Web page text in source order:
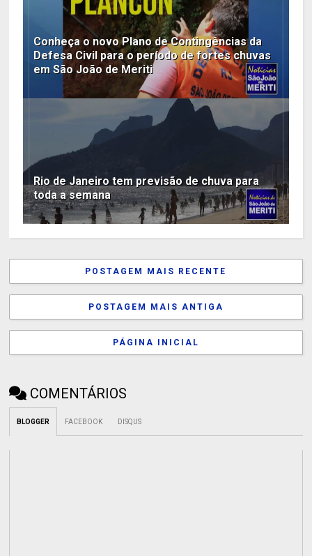
Conheça o novo Plano de Contingências da
Defesa Civil para o período de fortes chuvas
em São João de Meriti
Rio de Janeiro tem previsão de chuva para
toda a semana
POSTAGEM MAIS RECENTE
POSTAGEM MAIS ANTIGA
PÁGINA INICIAL
COMENTÁRIOS
BLOGGER FACEBOOK DISQUS